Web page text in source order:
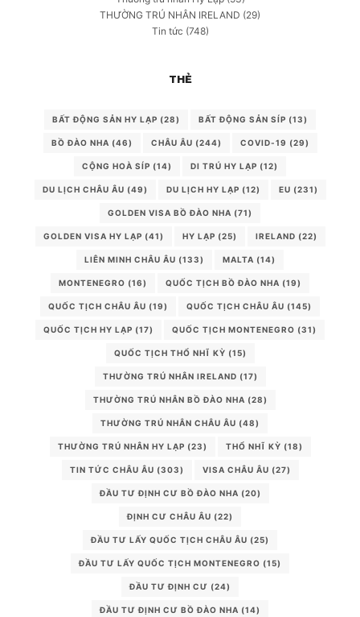
THƯỜNG TRÚ NHÂN IRELAND (29)
Tin tức (748)
THẺ
BẤT ĐỘNG SẢN HY LẠP (28) BẤT ĐỘNG SẢN SÍP (13)
BỒ ĐÀO NHA (46) CHÂU ÂU (244) COVID-19 (29)
CỘNG HOÀ SÍP (14) DI TRÚ HY LẠP (12)
DU LỊCH CHÂU ÂU (49) DU LỊCH HY LẠP (12) EU (231)
GOLDEN VISA BỒ ĐÀO NHA (71)
GOLDEN VISA HY LẠP (41) HY LẠP (25) IRELAND (22)
LIÊN MINH CHÂU ÂU (133) MALTA (14)
MONTENEGRO (16) QUỐC TỊCH BỒ ĐÀO NHA (19)
QUỐC TỊCH CHÂU ÂU (19) QUỐC TỊCH CHÂU ÂU (145)
QUỐC TỊCH HY LẠP (17) QUỐC TỊCH MONTENEGRO (31)
QUỐC TỊCH THỔ NHĨ KỲ (15)
THƯỜNG TRÚ NHÂN IRELAND (17)
THƯỜNG TRÚ NHÂN BỒ ĐÀO NHA (28)
THƯỜNG TRÚ NHÂN CHÂU ÂU (48)
THƯỜNG TRÚ NHÂN HY LẠP (23) THỔ NHĨ KỲ (18)
TIN TỨC CHÂU ÂU (303) VISA CHÂU ÂU (27)
ĐẦU TƯ ĐỊNH CƯ BỒ ĐÀO NHA (20)
ĐỊNH CƯ CHÂU ÂU (22)
ĐẦU TƯ LẤY QUỐC TỊCH CHÂU ÂU (25)
ĐẦU TƯ LẤY QUỐC TỊCH MONTENEGRO (15)
ĐẦU TƯ ĐỊNH CƯ (24)
ĐẦU TƯ ĐỊNH CƯ BỒ ĐÀO NHA (14)